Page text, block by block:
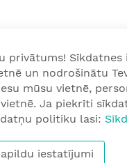
privātums!
un nodrošinātu
mūsu vietnē,
Ja piekrīti
politiku lasi:
iestatījumi